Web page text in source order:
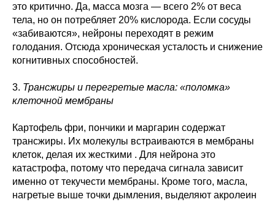
это критично. Да, масса мозга — всего 2% от веса
тела, но он потребляет 20% кислорода. Если сосуды
«забиваются», нейроны переходят в режим
голодания. Отсюда хроническая усталость и снижение
когнитивных способностей.
3. Трансжиры и перегретые масла: «поломка»
клеточной мембраны
Картофель фри, пончики и маргарин содержат
трансжиры. Их молекулы встраиваются в мембраны
клеток, делая их жесткими . Для нейрона это
катастрофа, потому что передача сигнала зависит
именно от текучести мембраны. Кроме того, масла,
нагретые выше точки дымления, выделяют акролеин